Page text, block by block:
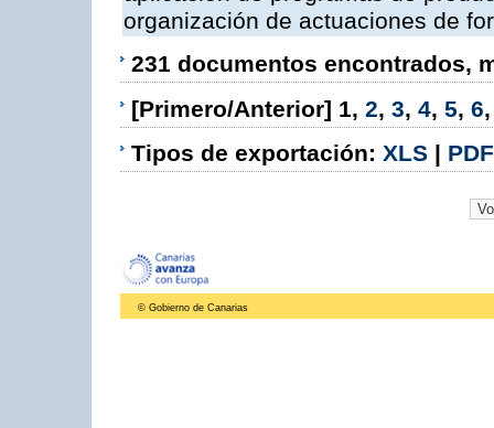
organización de actuaciones de
231 documentos encontrados,
[Primero/Anterior] 1, 2, 3, 4, 5, 6
Tipos de exportación: XLS | PDF
© Gobierno de Canarias